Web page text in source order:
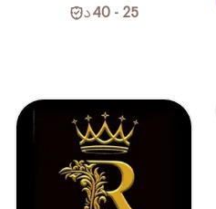
25 - 40 د